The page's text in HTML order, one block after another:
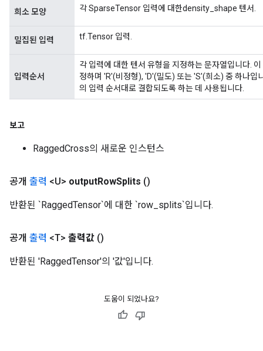
희소 모양 각 SparseTensor 입력에 대한density_shape 텐서.
밀집된 입력 tf.Tensor 입력.
입력순서
각 입력에 대한 텐서 유형을 지정하는 문자열입니다.
정하며 'R'(비정형), 'D'(밀도) 또는 'S'(희소) 중 하나
의 입력 순서대로 결합되도록 하는 데 사용됩니다.
보고
RaggedCross의 새로운 인스턴스
공개 출력 <U> outputRowSplits ()
반환된 `RaggedTensor`에 대한 `row_splits`입니다.
공개 출력 <T> 출력값 ()
반환된 'RaggedTensor'의 '값'입니다.
도움이 되었나요?